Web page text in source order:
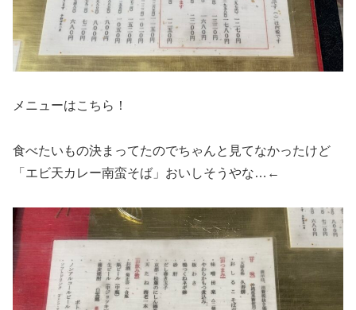
メニューはこちら！
食べたいもの決まってたのでちゃんと見てなかったけど
「エビ天カレー南蛮そば」おいしそうやな…←